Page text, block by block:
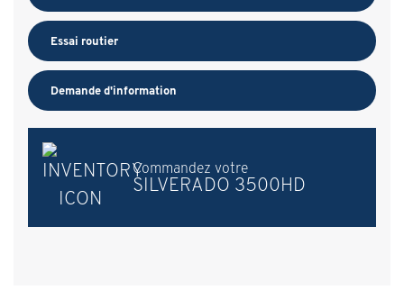
Essai routier
Demande d'information
Commandez votre
SILVERADO 3500HD